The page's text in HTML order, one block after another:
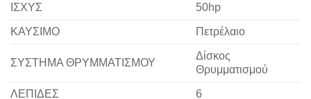
ΙΣΧΥΣ 50hp
ΚΑΥΣΙΜΟ Πετρέλαιο
ΣΥΣΤΗΜΑ ΘΡΥΜΜΑΤΙΣΜΟΥ
Δίσκος
Θρυμματισμού
ΛΕΠΙΔΕΣ 6